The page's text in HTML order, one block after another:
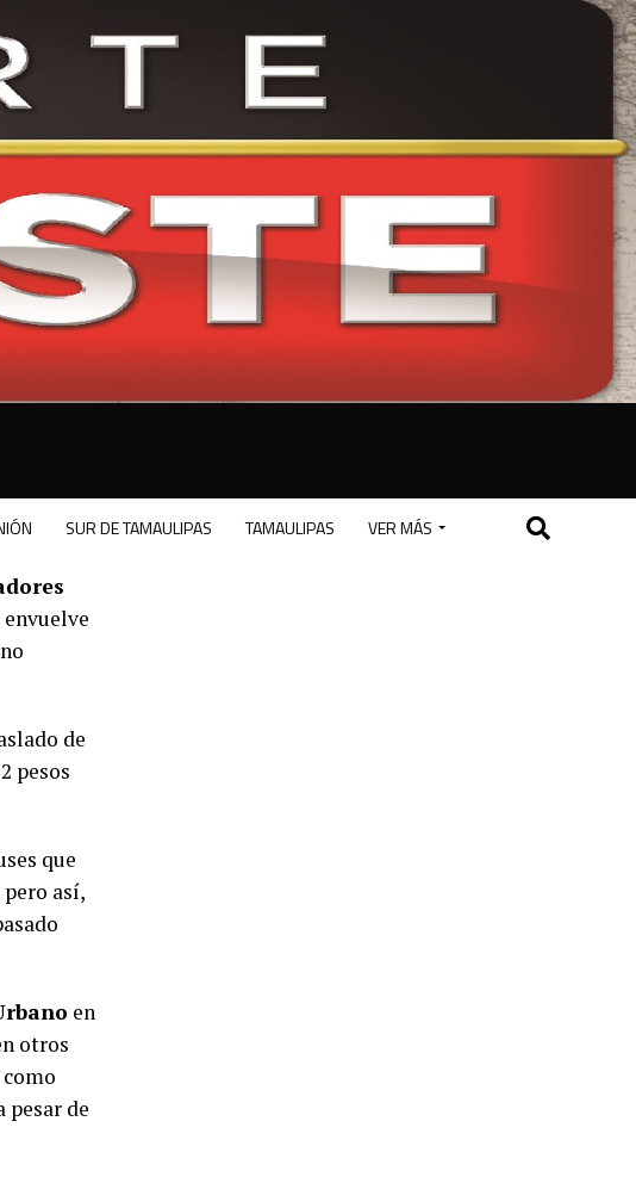
SUR DE TAMAULIPAS TAMAULIPAS VER MÁS
envuelve
de
pesos
que
pero así,
en
otros
pesar de